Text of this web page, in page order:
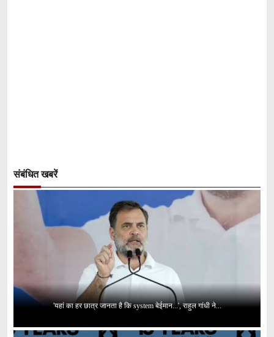
संबंधित खबरें
'यहां का हर छात्र जानता है कि system बेईमान...', राहुल गांधी ने...